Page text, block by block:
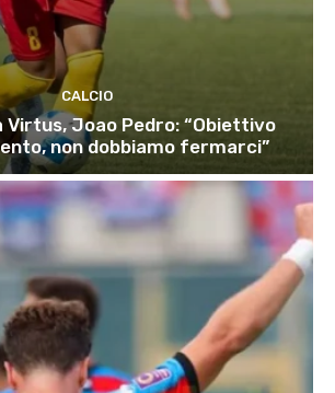
CALCIO
Virtus, Joao Pedro: “Obiettivo
non dobbiamo fermarci”